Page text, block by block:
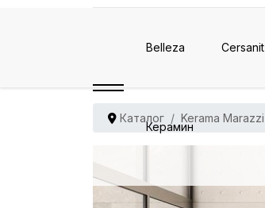
Belleza Cersanit
Керамин
Каталог Kerama Marazzi